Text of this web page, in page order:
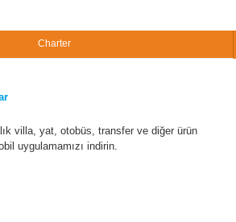
Charter
villa, yat, otobüs, transfer ve diğer ürün
uygulamamızı indirin.